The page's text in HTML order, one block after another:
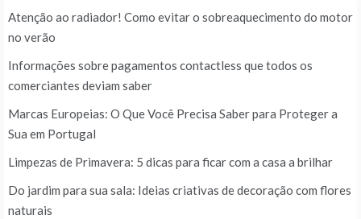
Atenção ao radiador! Como evitar o sobreaquecimento do motor
no verão
Informações sobre pagamentos contactless que todos os
comerciantes deviam saber
Marcas Europeias: O Que Você Precisa Saber para Proteger a
Sua em Portugal
Limpezas de Primavera: 5 dicas para ficar com a casa a brilhar
Do jardim para sua sala: Ideias criativas de decoração com flores
naturais